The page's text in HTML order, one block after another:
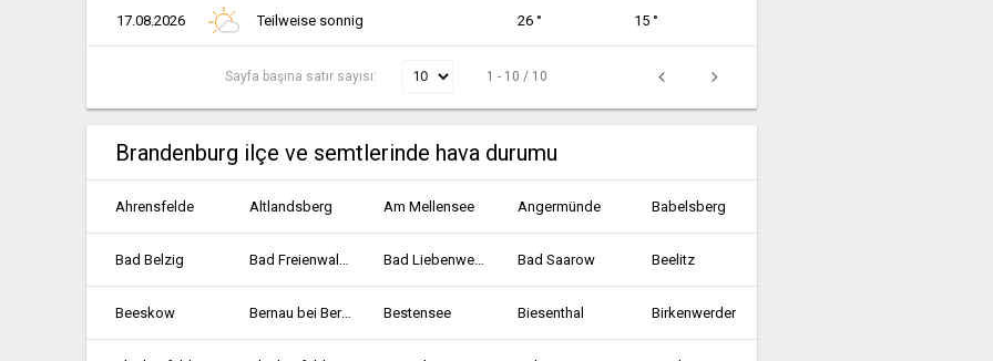
17.08.2026 Teilweise sonnig 26 ° 15 °
Sayfa başına satır sayısı: 1 - 10 / 10
Brandenburg ilçe ve semtlerinde hava durumu
Ahrensfelde Altlandsberg Am Mellensee Angermünde Babelsberg
Bad Belzig Bad Freienwalde Bad Liebenwerda Bad Saarow Beelitz
Beeskow Bernau bei Berlin Bestensee Biesenthal Birkenwerder